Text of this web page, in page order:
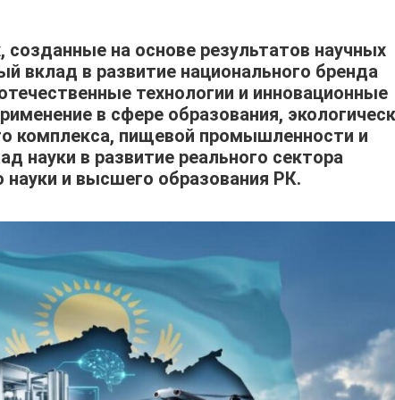
созданные на основе результатов научных
вклад в развитие национального бренда
технологии и инновационные
в сфере образования,
комплекса, пищевой промышленности и
науки в развитие реального сектора
науки и высшего образования РК.